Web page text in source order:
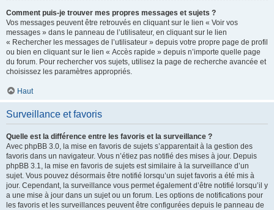
Comment puis-je trouver mes propres messages et sujets ?
Vos messages peuvent être retrouvés en cliquant sur le lien « Voir vos
messages » dans le panneau de l’utilisateur, en cliquant sur le lien
« Rechercher les messages de l’utilisateur » depuis votre propre page de profil
ou bien en cliquant sur le lien « Accès rapide » depuis n’importe quelle page
du forum. Pour rechercher vos sujets, utilisez la page de recherche avancée et
choisissez les paramètres appropriés.
Haut
Surveillance et favoris
Quelle est la différence entre les favoris et la surveillance ?
Avec phpBB 3.0, la mise en favoris de sujets s’apparentait à la gestion des
favoris dans un navigateur. Vous n’étiez pas notifié des mises à jour. Depuis
phpBB 3.1, la mise en favoris de sujets est similaire à la surveillance d’un
sujet. Vous pouvez désormais être notifié lorsqu’un sujet favoris a été mis à
jour. Cependant, la surveillance vous permet également d’être notifié lorsqu’il y
a une mise à jour dans un sujet ou un forum. Les options de notifications pour
les favoris et les surveillances peuvent être configurées depuis le panneau de